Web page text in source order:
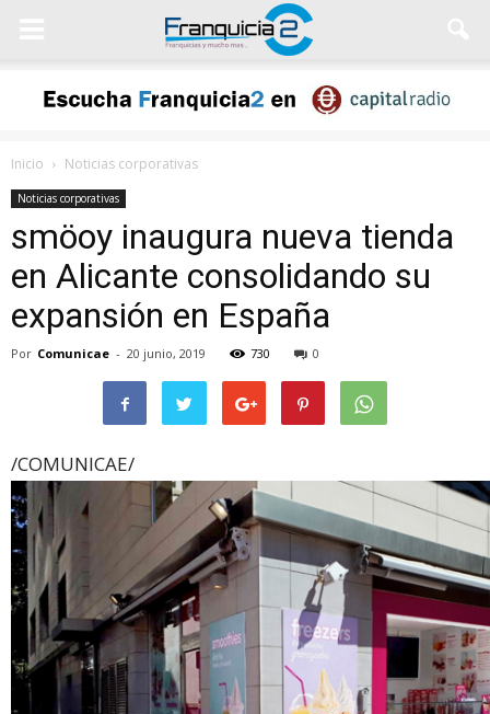
Inicio Noticias corporativas
Noticias corporativas
smöoy inaugura nueva tienda
en Alicante consolidando su
expansión en España
Por Comunicae - 20 junio, 2019 730 0
/COMUNICAE/